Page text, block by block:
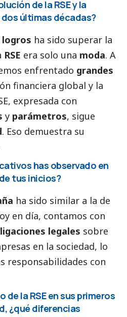
de la RSE y la
últimas décadas?
logros ha sido superar la
RSE era solo una moda. A
enfrentado grandes
financiera global y la
expresada con
y parámetros, sigue
. Eso demuestra su
has observado en
tus inicios?
ha sido similar a la de
en día, contamos con
legales sobre
en la sociedad, lo
responsabilidades con
de la RSE en sus primeros
¿qué diferencias